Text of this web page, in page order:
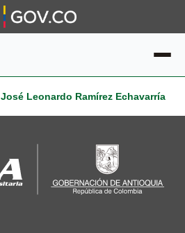
José Leonardo Ramírez Echavarría